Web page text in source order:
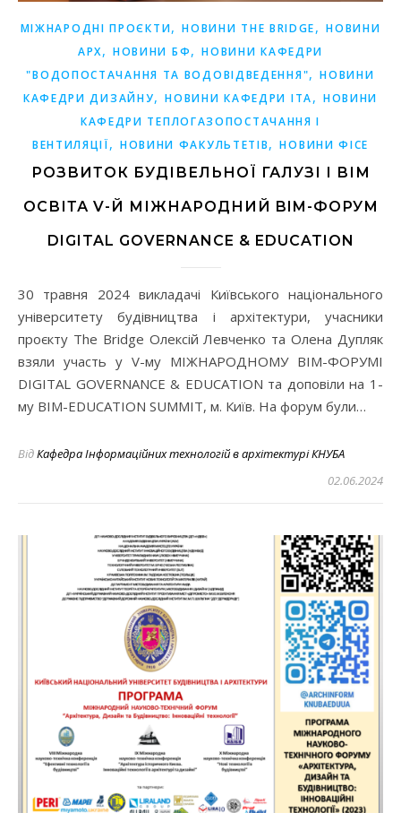
МІЖНАРОДНІ ПРОЄКТИ,НОВИНИ THE BRIDGE,НОВИНИ
АРХ, НОВИНИ БФ,НОВИНИ КАФЕДРИ
"ВОДОПОСТАЧАННЯ ТА ВОДОВІДВЕДЕННЯ",НОВИНИ
КАФЕДРИ ДИЗАЙНУ,НОВИНИ КАФЕДРИ ІТА, НОВИНИ
КАФЕДРИ ТЕПЛОГАЗОПОСТАЧАННЯ І
ВЕНТИЛЯЦІЇ, НОВИНИ ФАКУЛЬТЕТІВ,НОВИНИ ФІСЕ
РОЗВИТОК БУДІВЕЛЬНОЇ ГАЛУЗІ І ВІМ
ОСВІТА V-Й МІЖНАРОДНИЙ BIM-ФОРУМ
DIGITAL GOVERNANCE & EDUCATION
30 травня 2024 викладачі Київського національного
університету будівництва і архітектури, учасники
проєкту The Bridge Олексій Левченко та Олена Дупляк
взяли участь у V-му МІЖНАРОДНОМУ BIM-ФОРУМІ
DIGITAL GOVERNANCE & EDUCATION та доповіли на 1-
му BIM-EDUCATION SUMMIT, м. Київ. На форум були…
ВідКафедра Інформаційних технологій в архітектурі КНУБА
02.06.2024